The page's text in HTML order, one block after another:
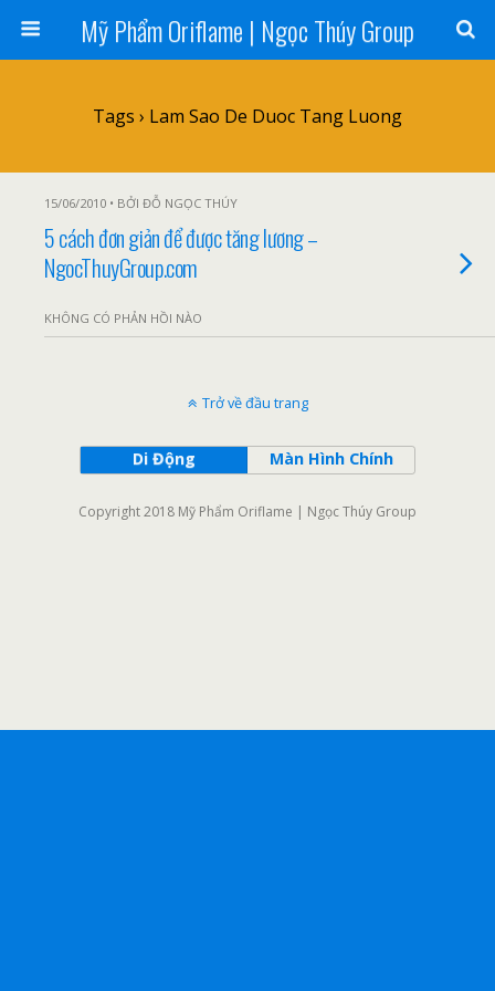
Mỹ Phẩm Oriflame | Ngọc Thúy Group
Tags › Lam Sao De Duoc Tang Luong
15/06/2010 • BỞI ĐỖ NGỌC THÚY
5 cách đơn giản để được tăng lương –
NgocThuyGroup.com
KHÔNG CÓ PHẢN HỒI NÀO
Trở về đầu trang
Di Động Màn Hình Chính
Copyright 2018 Mỹ Phẩm Oriflame | Ngọc Thúy Group